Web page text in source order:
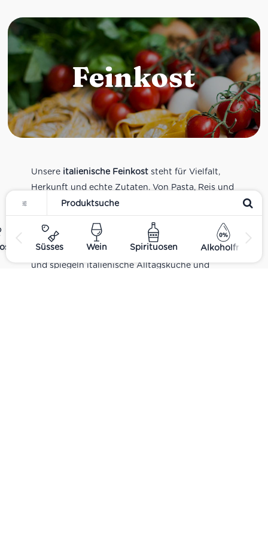
Süsses Wein Spirituosen Alkoholfrei
Feinkost
Unsere italienische Feinkoststeht für Vielfalt,
Herkunft und echte Zutaten. Von Pasta, Reis und
Tomatensaucen über Olivenöl, Antipasti und
Pesto bis zu Balsamico und Spezialitäten aus
verschiedenen Regionen Italiens. Alle Produkte
sind Teil unseres realen Supermarkt-Sortiments
und spiegeln italienische Alltagsküche und